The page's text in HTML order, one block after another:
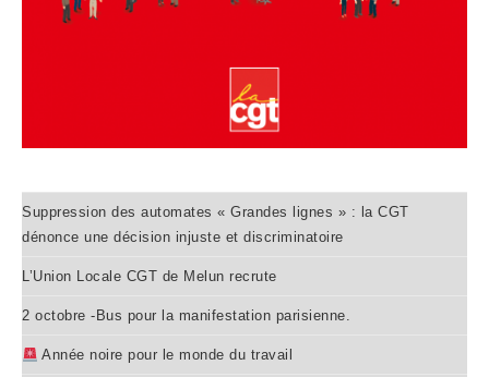
Suppression des automates « Grandes lignes » : la CGT
dénonce une décision injuste et discriminatoire
L’Union Locale CGT de Melun recrute
2 octobre -Bus pour la manifestation parisienne.
Année noire pour le monde du travail